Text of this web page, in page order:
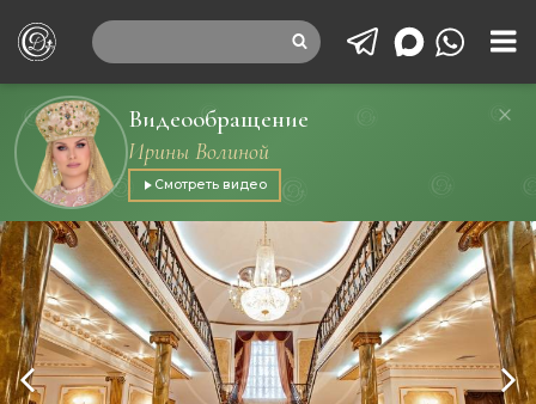
Видеообращение
Ирины Волиной
Смотреть видео